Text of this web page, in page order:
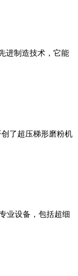
进制造技术，它能
了超压梯形磨粉机
业设备，包括超细